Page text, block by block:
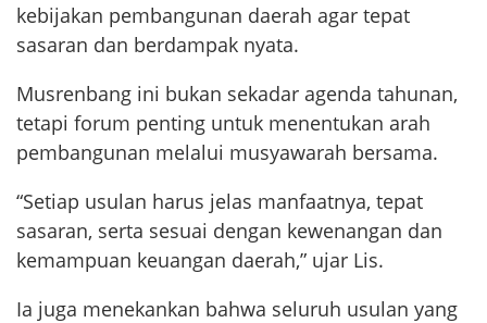
kebijakan pembangunan daerah agar tepat
sasaran dan berdampak nyata.
Musrenbang ini bukan sekadar agenda tahunan,
tetapi forum penting untuk menentukan arah
pembangunan melalui musyawarah bersama.
“Setiap usulan harus jelas manfaatnya, tepat
sasaran, serta sesuai dengan kewenangan dan
kemampuan keuangan daerah,” ujar Lis.
Ia juga menekankan bahwa seluruh usulan yang